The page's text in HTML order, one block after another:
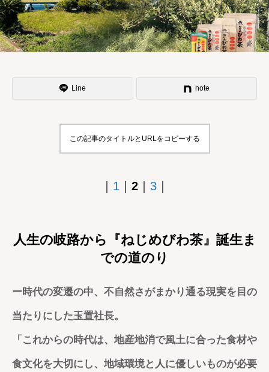
Line note
この記事のタイトルとURLをコピーする
1 2｜ 3｜
人生の岐路から『ねじめびわ茶』誕生ま
での道のり
ー時代の変遷の中、不自然さがまかり通る現実を目の
当たりにした玉置社長。
「これからの時代は、地産地消で風土に合った食材や
食文化を大切にし、地域環境と人に優しいものが必要